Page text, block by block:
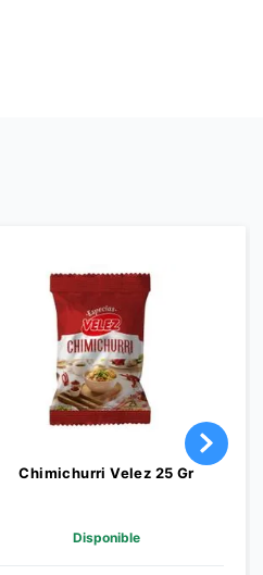
Chimichurri Velez 25 Gr
Disponible